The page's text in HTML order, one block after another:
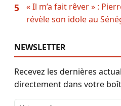
5
« Il m’a fait rêver » :
révèle son idole au
NEWSLETTER
Recevez les dernières
directement dans votre